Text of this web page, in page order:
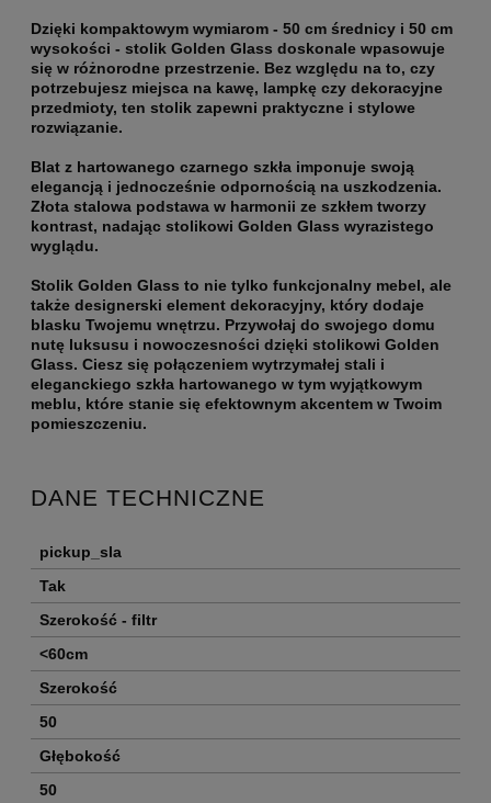
Dzięki kompaktowym wymiarom - 50 cm średnicy i 50 cm
wysokości - stolik Golden Glass doskonale wpasowuje
się w różnorodne przestrzenie. Bez względu na to, czy
potrzebujesz miejsca na kawę, lampkę czy dekoracyjne
przedmioty, ten stolik zapewni praktyczne i stylowe
rozwiązanie.
Blat z hartowanego czarnego szkła imponuje swoją
elegancją i jednocześnie odpornością na uszkodzenia.
Złota stalowa podstawa w harmonii ze szkłem tworzy
kontrast, nadając stolikowi Golden Glass wyrazistego
wyglądu.
Stolik Golden Glass to nie tylko funkcjonalny mebel, ale
także designerski element dekoracyjny, który dodaje
blasku Twojemu wnętrzu. Przywołaj do swojego domu
nutę luksusu i nowoczesności dzięki stolikowi Golden
Glass. Ciesz się połączeniem wytrzymałej stali i
eleganckiego szkła hartowanego w tym wyjątkowym
meblu, które stanie się efektownym akcentem w Twoim
pomieszczeniu.
DANE TECHNICZNE
pickup_sla
Tak
Szerokość - filtr
<60cm
Szerokość
50
Głębokość
50